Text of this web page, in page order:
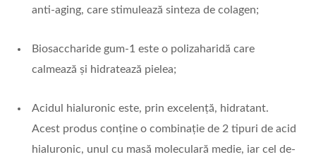
anti-aging, care stimulează sinteza de colagen;
Biosaccharide gum-1 este o polizaharidă care
calmează și hidratează pielea;
Acidul hialuronic este, prin excelență, hidratant.
Acest produs conține o combinație de 2 tipuri de acid
hialuronic, unul cu masă moleculară medie, iar cel de-